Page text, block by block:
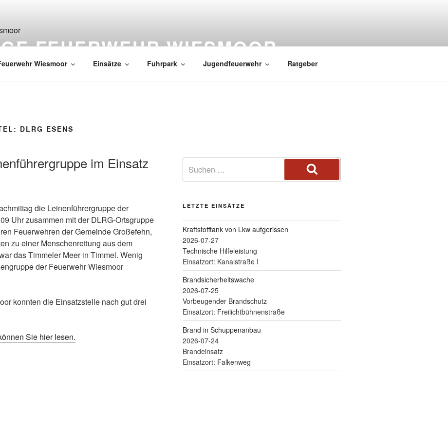
FEUERWEHR WIESMOOR
Wiesmoor Einsätze Fuhrpark Jugendfeuerwehr Ratgeber
DLRG ESENS
im Einsatz
die Leinenführergruppe der
Uhr zusammen mit der DLRG-Ortsgruppe
Feuerwehren der Gemeinde Großefehn,
zu einer Menschenrettung aus dem
das Timmeler Meer in Timmel. Wenig
der Feuerwehr Wiesmoor
konnten die Einsatzstelle nach gut drei
Sie hier lesen.
LETZTE EINSÄTZE
Kraftstofftank von Lkw aufgerissen
2026-07-27
Technische Hilfeleistung
Einsatzort: Kanalstraße I
Brandsicherheitswache
2026-07-25
Vorbeugender Brandschutz
Einsatzort: Freilichtbühnenstraße
Brand in Schuppenanbau
2026-07-24
Brandeinsatz
Einsatzort: Falkenweg